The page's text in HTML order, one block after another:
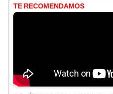
TE RECOMENDAMOS